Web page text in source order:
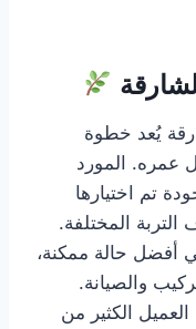
يُعد خطوة
عمره. المورد
تم اختيارها
المختلفة.
أفضل حالة ممكنة،
والصيانة.
الكثير من